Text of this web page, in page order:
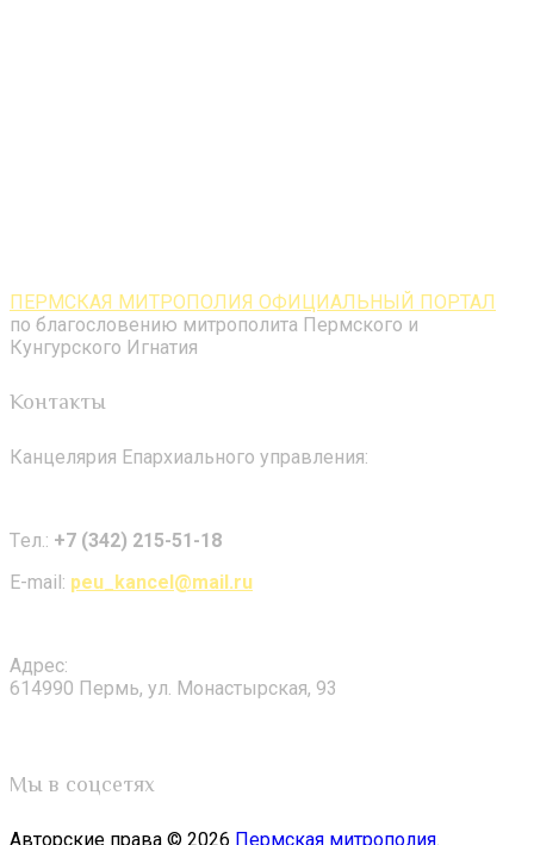
ПЕРМСКАЯ МИТРОПОЛИЯ ОФИЦИАЛЬНЫЙ ПОРТАЛ
по благословению митрополита Пермского и
Кунгурского Игнатия
Контакты
Канцелярия Епархиального управления:
Tел.: +7 (342) 215-51-18
E-mail: peu_kancel@mail.ru
Адрес:
614990 Пермь, ул. Монастырская, 93
Мы в соцсетях
Авторские права © 2026 Пермская митрополия.